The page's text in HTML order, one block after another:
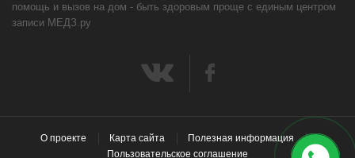
помощь и вызов на дом - быть здоровым проще с единым центром
записи МЕДЗ.ру
О проекте Карта сайта
Полезная информация
Пользовательское соглашение